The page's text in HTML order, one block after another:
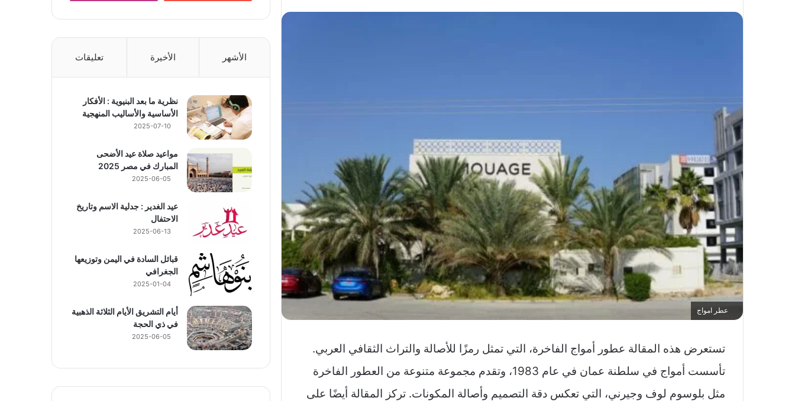
عطر امواج
تستعرض هذه المقالة عطور أمواج الفاخرة، التي تمثل رمزًا للأصالة والتراث الثقافي العربي.
تأسست أمواج في سلطنة عمان في عام 1983، وتقدم مجموعة متنوعة من العطور الفاخرة
مثل بلوسوم لوف وجيرني، التي تعكس دقة التصميم وأصالة المكونات. تركز المقالة أيضًا على
الأشهر الأخيرة تعليقات
نظرية ما بعد البنيوية : الأفكار
الأساسية والأساليب المنهجية
2025-07-10
مواعيد صلاة عيد الأضحى
المبارك في مصر 2025
2025-06-05
عيد الغدير : جدلية الاسم وتاريخ
الاحتفال
2025-06-13
قبائل السادة في اليمن وتوزيعها
الجغرافي
2025-01-04
أيام التشريق الأيام الثلاثة الذهبية
في ذي الحجة
2025-06-05